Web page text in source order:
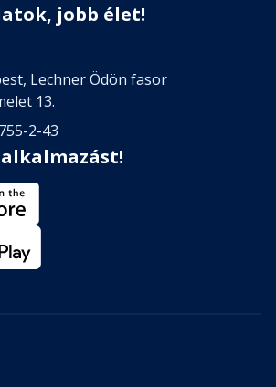
jobb élet!
Lechner Ödön fasor
13.
2-43